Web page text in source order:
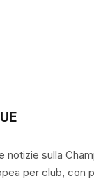
notizie sulla
per club, con